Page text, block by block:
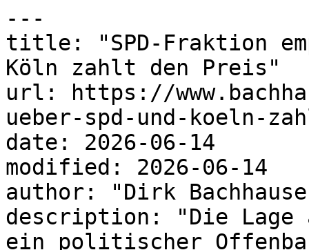
---
title: "SPD-Fraktion
Köln zahlt den Preis"
url: https://
ueber-spd-und-koeln-
date: 2026-06-14
modified: 2026-06-14
author: "Dirk
description: "Die Lage
ein politischer